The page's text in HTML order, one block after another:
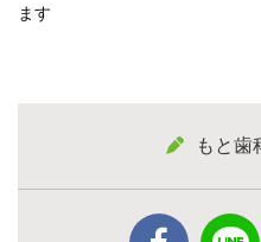
ます
もと歯